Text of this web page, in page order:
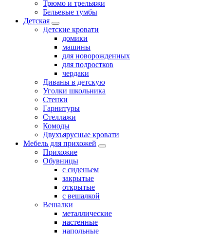
Трюмо и трельяжи
Бельевые тумбы
Детская
Детские кровати
домики
машины
для новорожденных
для подростков
чердаки
Диваны в детскую
Уголки школьника
Стенки
Гарнитуры
Стеллажи
Комоды
Двухъярусные кровати
Мебель для прихожей
Прихожие
Обувницы
с сиденьем
закрытые
открытые
с вешалкой
Вешалки
металлические
настенные
напольные